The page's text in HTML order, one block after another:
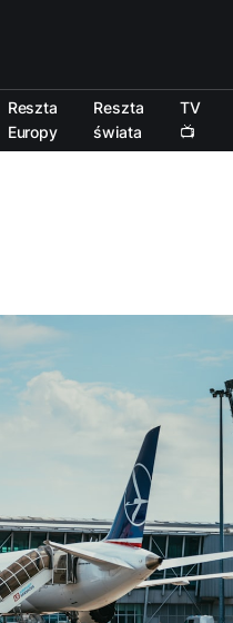
Reszta
Europy
Reszta
świata
TV
📺